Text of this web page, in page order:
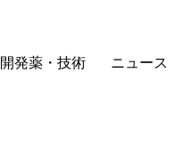
開発薬・技術 ニュース